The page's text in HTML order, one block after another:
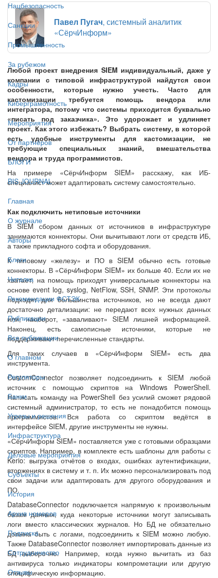
Нацбезопасность
Санкции
Промышленность
За рубежом
Кадры
Киберграмотность
Мероприятия
От партнёров
БЛОГИ
BIS JOURNAL
Главная
О журнале
Авторы
Блоги
Читалка
Рекомендации ФСТЭК
Публикации
Все публикации
О главном
Регуляторы
Банки
Угрозы и решения
Инфраструктура
Деловые мероприятия
Субъекты
История
Архив номеров
Подписка
Сотрудничество
Отзывы
Павел Пугач, системный аналитик
«СёрчИнформ»
Любой проект внедрения SIEM индивидуальный, даже у
компании с типовой инфраструктурой найдутся свои
особенности, которые нужно учесть. Часто для
кастомизации требуется помощь вендора или
интегратора, потому что системы приходится буквально
«писать под заказчика». Это удорожает и удлиняет
проект. Как этого избежать? Выбрать систему, в которой
есть удобные инструменты для кастомизации, не
требующие специальных знаний, вмешательства
вендора и труда программистов.
На примере «СёрчИнформ SIEM» расскажу, как ИБ-
специалист может адаптировать систему самостоятельно.
Как подключить нетиповые источники
В SIEM сбором данных от источников в инфраструктуре
занимаются коннекторы. Они вычитывают логи от средств ИБ,
а также прикладного софта и оборудования.
К типовому «железу» и ПО в SIEM обычно есть готовые
коннекторы. В «СёрчИнформ SIEM» их больше 40. Если их не
хватает, на помощь приходят универсальные коннекторы на
основе event log, syslog, NetFlow, SSH, SNMP. Эти протоколы
подходят для большинства источников, но не всегда дают
достаточно детализации: не передают всех нужных данных
или, наоборот, «заваливают» SIEM лишней информацией.
Наконец, есть самописные источники, которые не
поддерживают перечисленные стандарты.
Для таких случаев в «СёрчИнформ SIEM» есть два
инструмента.
CustomConnector позволяет подсоединить к SIEM любой
источник с помощью скриптов на Windows PowerShell.
Написать команду на PowerShell без усилий сможет рядовой
системный администратор, то есть не понадобится помощь
программистов. Вся работа со скриптом ведётся в
интерфейсе SIEM, другие инструменты не нужны.
«СёрчИнформ SIEM» поставляется уже с готовыми образцами
скриптов. Например, в комплекте есть шаблоны для работы с
Kerio: выгрузка отчётов о входах, ошибках аутентификации,
вторжениях в систему и т. п. Их можно персонализировать под
свои задачи или адаптировать для другого оборудования и
ПО.
DatabaseConnector подключается напрямую к произвольным
базам данных, куда некоторые источники могут записывать
логи вместо классических журналов. Но БД не обязательно
должна быть с логами, подсоединить к SIEM можно любую.
Также DatabaseConnector позволяет импортировать данные из
БД выборочно. Например, когда нужно вычитать из баз
антивируса только индикаторы компрометации или другую
специфическую информацию.